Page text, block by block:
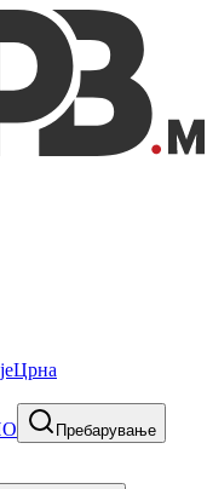
Црна
Пребарување